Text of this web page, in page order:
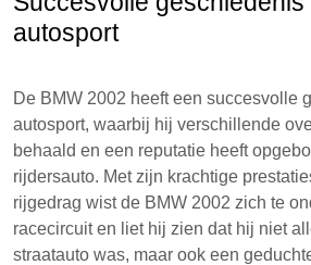
autosport
De BMW 2002 heeft een succesvolle
autosport, waarbij hij verschillende
behaald en een reputatie heeft
rijdersauto. Met zijn krachtige
rijgedrag wist de BMW 2002 zich te
racecircuit en liet hij zien dat hij niet
straatauto was, maar ook een